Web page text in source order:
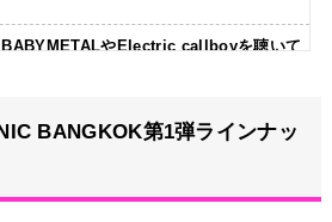
BABYMETALやElectric callboyを聴いて
外伝」グッズ販売決定
にてBABYMETALのパネル展が開催中
BANGKOK第1弾ラインナッ